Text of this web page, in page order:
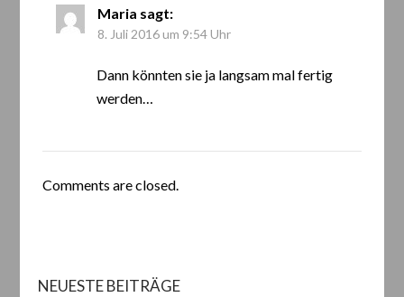
Maria sagt:
8. Juli 2016 um 9:54 Uhr
Dann könnten sie ja langsam mal fertig
werden…
Comments are closed.
NEUESTE BEITRÄGE